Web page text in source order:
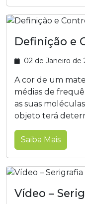
Definição e
02 de Janeiro de
A cor de um
médias de
as suas
objeto terá
Saiba Mais
Vídeo –